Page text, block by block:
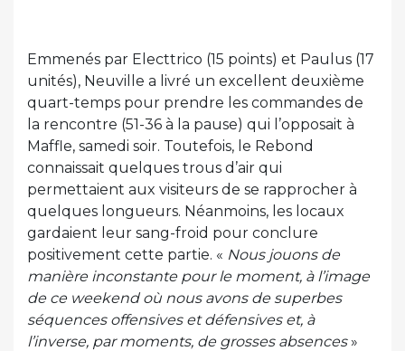
Emmenés par Electtrico (15 points) et Paulus (17
unités), Neuville a livré un excellent deuxième
quart-temps pour prendre les commandes de
la rencontre (51-36 à la pause) qui l’opposait à
Maffle, samedi soir. Toutefois, le Rebond
connaissait quelques trous d’air qui
permettaient aux visiteurs de se rapprocher à
quelques longueurs. Néanmoins, les locaux
gardaient leur sang-froid pour conclure
positivement cette partie. « Nous jouons de
manière inconstante pour le moment, à l’image
de ce weekend où nous avons de superbes
séquences offensives et défensives et, à
l’inverse, par moments, de grosses absences»